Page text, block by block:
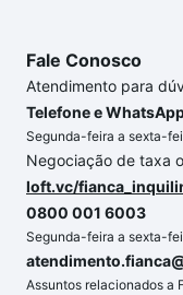
Fale Conosco
Atendimento para
Telefone e
Segunda-feira a sexta-
Negociação de taxa
loft.vc/
0800 001 6003
Segunda-feira a sexta-
Assuntos relacionados a